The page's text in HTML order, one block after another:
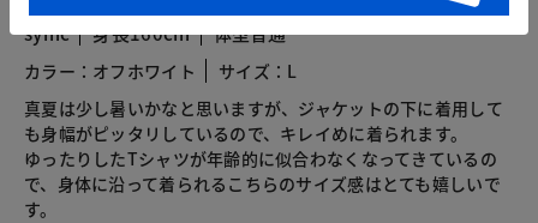
symc 身長160cm 体型普通
カラー：オフホワイト
サイズ：L
真夏は少し暑いかなと思いますが、ジャケットの下に着用して
も身幅がピッタリしているので、キレイめに着られます。
ゆったりしたTシャツが年齢的に似合わなくなってきているの
で、身体に沿って着られるこちらのサイズ感はとても嬉しいで
す。